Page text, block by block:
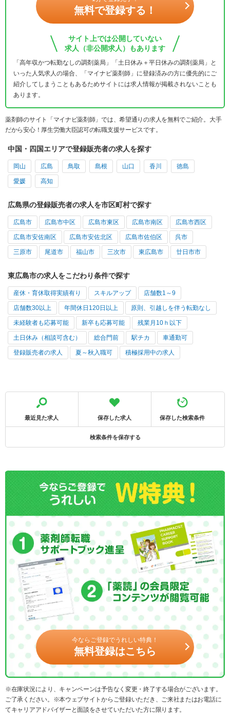
無料で登録する！
サイト上では公開していない
求人（非公開求人）もあります
「高年収かつ転勤なしの調剤薬局」「土日休み＋平日休みの調剤薬局」と
いった人気求人の場合、「マイナビ薬剤師」に登録済みの方に優先的にご
紹介してしまうこともあるためサイトには求人情報が掲載されないことも
あります。
薬剤師のサイト「マイナビ薬剤師」では、希望通りの求人を無料でご紹介。大手
だから安心！厚生労働大臣認可の転職支援サービスです。
中国・四国エリアで登録販売者の求人を探す
岡山 広島 鳥取 島根 山口 香川 徳島
愛媛 高知
広島県の登録販売者の求人を市区町村で探す
広島市 広島市中区 広島市東区 広島市南区 広島市西区
広島市安佐南区 広島市安佐北区 広島市佐伯区 呉市
三原市 尾道市 福山市 三次市 東広島市 廿日市市
東広島市の求人をこだわり条件で探す
産休・育休取得実績有り スキルアップ 店舗数1～9
店舗数30以上 年間休日120日以上 原則、引越しを伴う転勤なし
未経験者も応募可能 新卒も応募可能 残業月10ｈ以下
土日休み（相談可含む） 総合門前 駅チカ 車通勤可
登録販売者の求人 夏～秋入職可 積極採用中の求人
最近見た求人 保存した求人 保存した検索条件
検索条件を保存する
今ならご登録でうれしい特典！
無料登録はこちら
※在庫状況により、キャンペーンは予告なく変更・終了する場合がございます。
ご了承ください。※本ウェブサイトからご登録いただき、ご来社またはお電話に
てキャリアアドバイザーと面談をさせていただいた方に限ります。